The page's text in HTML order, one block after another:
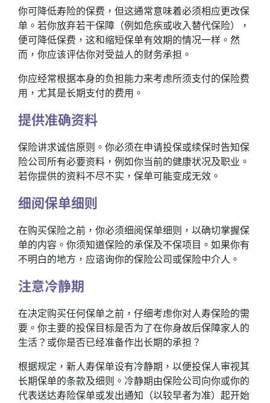
你可降低寿险的保费，但这通常意味着必须相应更改保
单。若你放弃若干保障（例如危疾或收入替代保险），
便可降低保费，这和缩短保单有效期的情况一样。然
而，你应该评估你对受益人的财务承担。
你应经常根据本身的负担能力来考虑所须支付的保险费
用，尤其是长期支付的费用。
提供准确资料
保险讲求诚信原则。你必须在申请投保或续保时告知保
险公司所有必要资料，例如你当前的健康状况及职业。
若你提供的资料不尽不实，保单可能变成无效。
细阅保单细则
在购买保险之前，你必须细阅保单细则，以确切掌握保
单的内容。你须知道保险的承保及不保项目。如果你有
不明白的地方，应谘询你的保险公司或保险中介人。
注意冷静期
在决定购买任何保单之前，仔细考虑你对人寿保险的需
要。你主要的投保目标是否为了在你身故后保障家人的
生活？或你是否已经准备作出长期的承担？
根据规定，新人寿保单设有冷静期，以便投保人审视其
长期保单的条款及细则。冷静期由保险公司向你或你的
代表送达寿险保单或发出通知（以较早者为准）起开始